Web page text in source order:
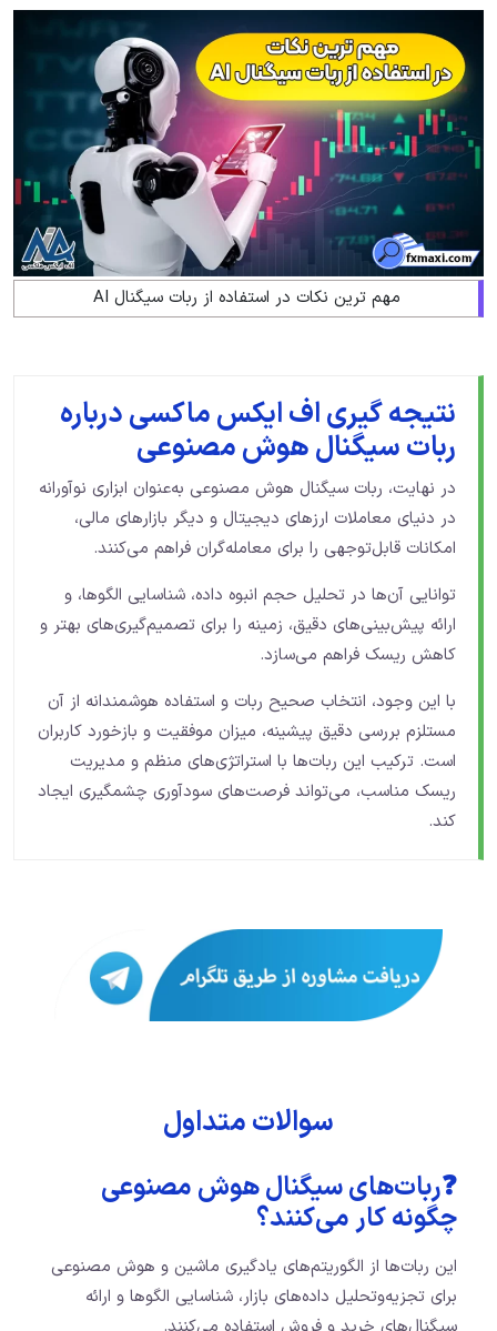
مهم ترین نکات در استفاده از ربات سیگنال AI
نتیجه گیری اف ایکس ماکسی درباره
ربات سیگنال هوش مصنوعی
در نهایت، ربات‌ سیگنال هوش مصنوعی به‌عنوان ابزاری نوآورانه
در دنیای معاملات ارزهای دیجیتال و دیگر بازارهای مالی،
امکانات قابل‌توجهی را برای معامله‌گران فراهم می‌کنند.
توانایی آن‌ها در تحلیل حجم انبوه داده، شناسایی الگوها، و
ارائه پیش‌بینی‌های دقیق، زمینه را برای تصمیم‌گیری‌های بهتر و
کاهش ریسک فراهم می‌سازد.
با این وجود، انتخاب صحیح ربات و استفاده هوشمندانه از آن
مستلزم بررسی دقیق پیشینه، میزان موفقیت و بازخورد کاربران
است. ترکیب این ربات‌ها با استراتژی‌های منظم و مدیریت
ریسک مناسب، می‌تواند فرصت‌های سودآوری چشمگیری ایجاد
کند.
سوالات متداول
❓ربات‌های سیگنال هوش مصنوعی
چگونه کار می‌کنند؟
این ربات‌ها از الگوریتم‌های یادگیری ماشین و هوش مصنوعی
برای تجزیه‌وتحلیل داده‌های بازار، شناسایی الگوها و ارائه